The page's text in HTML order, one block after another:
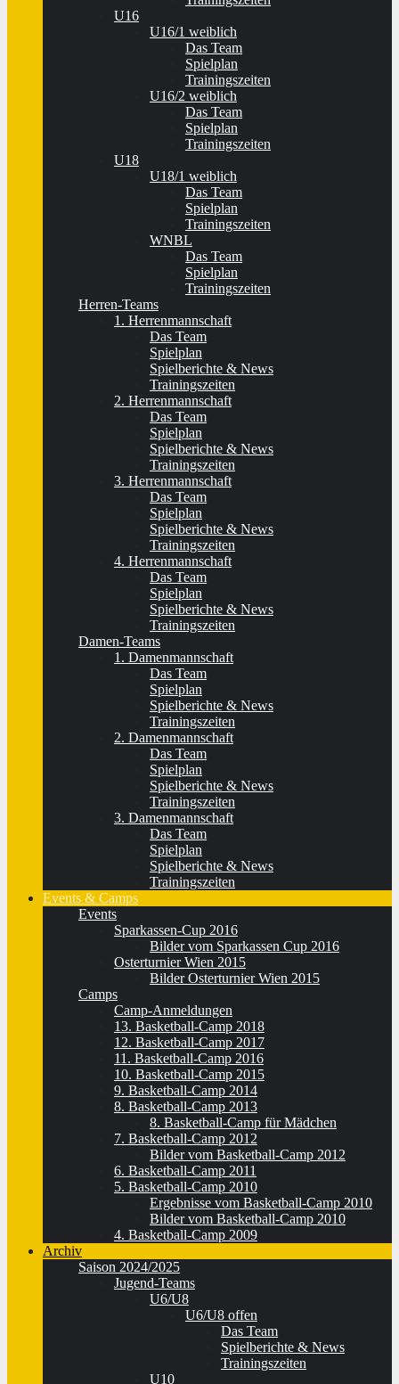
U16
U16/1 weiblich
Das Team
Spielplan
Trainingszeiten
U16/2 weiblich
Das Team
Spielplan
Trainingszeiten
U18
U18/1 weiblich
Das Team
Spielplan
Trainingszeiten
WNBL
Das Team
Spielplan
Trainingszeiten
Herren-Teams
1. Herrenmannschaft
Das Team
Spielplan
Spielberichte & News
Trainingszeiten
2. Herrenmannschaft
Das Team
Spielplan
Spielberichte & News
Trainingszeiten
3. Herrenmannschaft
Das Team
Spielplan
Spielberichte & News
Trainingszeiten
4. Herrenmannschaft
Das Team
Spielplan
Spielberichte & News
Trainingszeiten
Damen-Teams
1. Damenmannschaft
Das Team
Spielplan
Spielberichte & News
Trainingszeiten
2. Damenmannschaft
Das Team
Spielplan
Spielberichte & News
Trainingszeiten
3. Damenmannschaft
Das Team
Spielplan
Spielberichte & News
Trainingszeiten
Events & Camps
Events
Sparkassen-Cup 2016
Bilder vom Sparkassen Cup 2016
Osterturnier Wien 2015
Bilder Osterturnier Wien 2015
Camps
Camp-Anmeldungen
13. Basketball-Camp 2018
12. Basketball-Camp 2017
11. Basketball-Camp 2016
10. Basketball-Camp 2015
9. Basketball-Camp 2014
8. Basketball-Camp 2013
8. Basketball-Camp für Mädchen
7. Basketball-Camp 2012
Bilder vom Basketball-Camp 2012
6. Basketball-Camp 2011
5. Basketball-Camp 2010
Ergebnisse vom Basketball-Camp 2010
Bilder vom Basketball-Camp 2010
4. Basketball-Camp 2009
Archiv
Saison 2024/2025
Jugend-Teams
U6/U8
U6/U8 offen
Das Team
Spielberichte & News
Trainingszeiten
U10